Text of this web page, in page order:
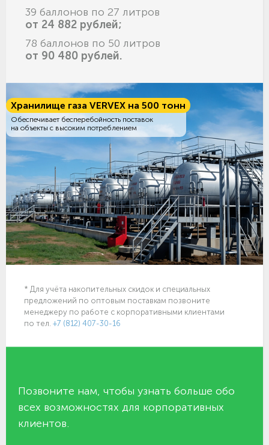
39 баллонов по 27 литров
от 24 882 рублей;
78 баллонов по 50 литров
от 90 480 рублей.
Хранилище газа VERVEX на 500 тонн
Обеспечивает бесперебойность поставок
на объекты с высоким потреблением
* Для учёта накопительных скидок и специальных
предложений по оптовым поставкам позвоните
менеджеру по работе с корпоративными клиентами
по тел. +7 (812) 407-30-16
Позвоните нам, чтобы узнать больше обо
всех возможностях для корпоративных
клиентов.